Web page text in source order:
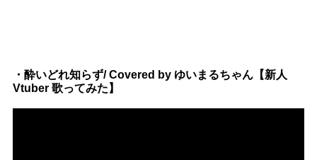
・酔いどれ知らず/ Covered by ゆいまるちゃん【新人
Vtuber 歌ってみた】